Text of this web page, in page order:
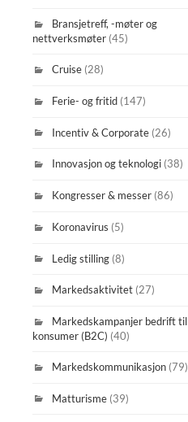
Bransjetreff, -møter og
nettverksmøter (45)
Cruise (28)
Ferie- og fritid (147)
Incentiv & Corporate (26)
Innovasjon og teknologi (38)
Kongresser & messer (86)
Koronavirus (5)
Ledig stilling (8)
Markedsaktivitet (27)
Markedskampanjer bedrift til
konsumer (B2C) (40)
Markedskommunikasjon (79)
Matturisme (39)